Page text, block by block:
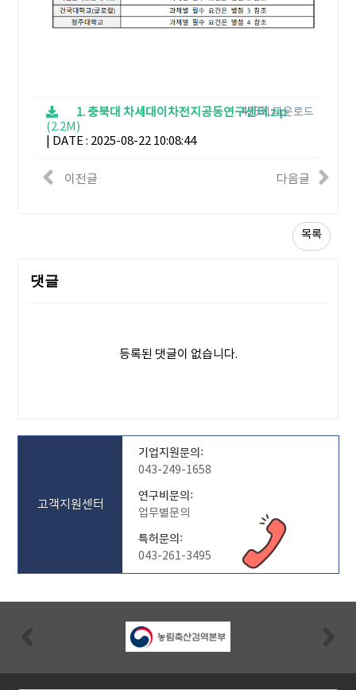
1. 충북대 차세대이차전지공동연구센터.zip
(2.2M)
425회 다운로드
DATE : 2025-08-22 10:08:44
이전글 다음글
목록
댓글
등록된 댓글이 없습니다.
고객지원센터
기업지원문의:
043-249-1658
연구비문의:
업무별문의
특허문의:
043-261-3495